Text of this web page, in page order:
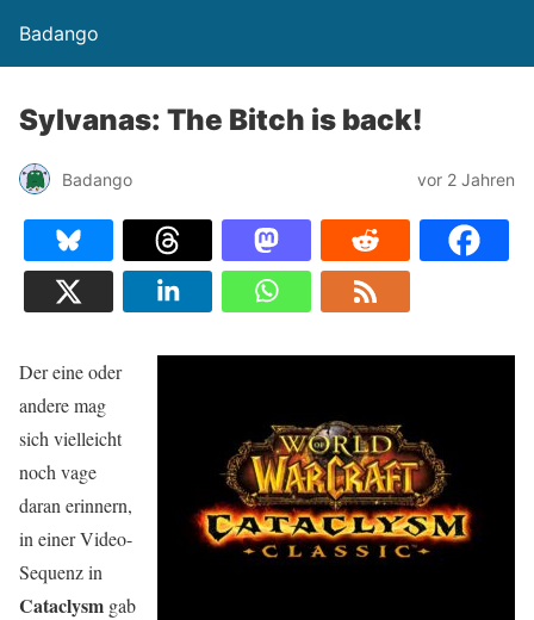
Badango
Sylvanas: The Bitch is back!
Badango vor 2 Jahren
Der eine oder
andere mag
sich vielleicht
noch vage
daran erinnern,
in einer Video-
Sequenz in
Cataclysm gab